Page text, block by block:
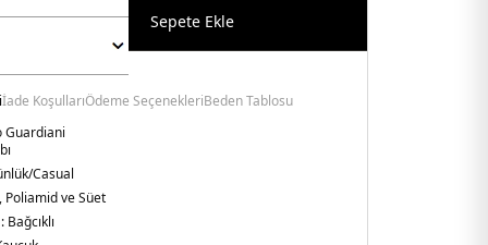
Sepete Ekle
İade KoşullarıÖdeme SeçenekleriBeden Tablosu
Guardiani
Casual
Poliamid ve Süet
Bağcıklı